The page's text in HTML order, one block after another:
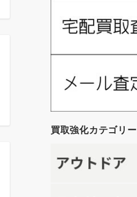
買取強化カテゴリー